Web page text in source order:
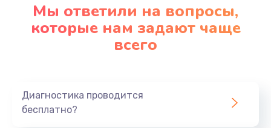
Мы ответили на вопросы,
которые нам задают чаще
всего
Диагностика проводится
бесплатно?